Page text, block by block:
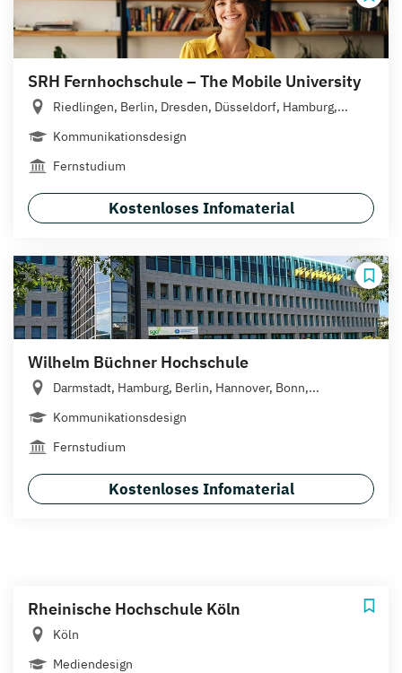
SRH Fernhochschule – The Mobile University
Riedlingen, Berlin, Dresden, Düsseldorf, Hamburg,...
Kommunikationsdesign
Fernstudium
Kostenloses Infomaterial
Wilhelm Büchner Hochschule
Darmstadt, Hamburg, Berlin, Hannover, Bonn,...
Kommunikationsdesign
Fernstudium
Kostenloses Infomaterial
Rheinische Hochschule Köln
Köln
Mediendesign